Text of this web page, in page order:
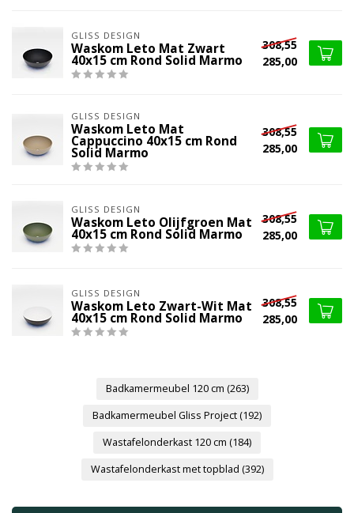
GLISS DESIGN
Waskom Leto Mat Zwart
40x15 cm Rond Solid Marmo
308,55
285,00
GLISS DESIGN
Waskom Leto Mat
Cappuccino 40x15 cm Rond
Solid Marmo
308,55
285,00
GLISS DESIGN
Waskom Leto Olijfgroen Mat
40x15 cm Rond Solid Marmo
308,55
285,00
GLISS DESIGN
Waskom Leto Zwart-Wit Mat
40x15 cm Rond Solid Marmo
308,55
285,00
Badkamermeubel 120 cm (263)
Badkamermeubel Gliss Project(192)
Wastafelonderkast 120 cm (184)
Wastafelonderkast met topblad (392)